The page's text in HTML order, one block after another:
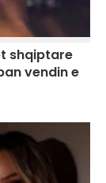
shqiptare
vendin e